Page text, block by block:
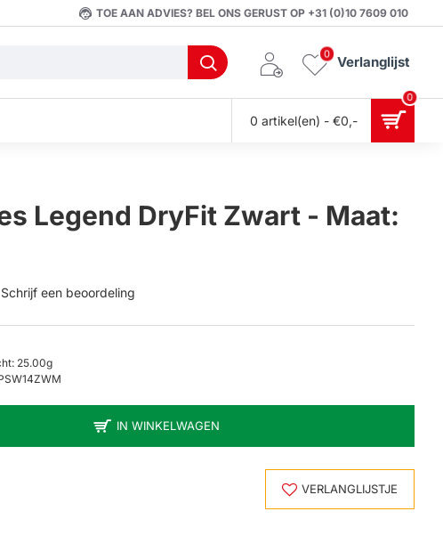
TOE AAN ADVIES? BEL ONS GERUST OP +31 (0)10 7609 010
Verlanglijst
0
0 artikel(en) - €0,-
0
Legend DryFit Zwart - Maat:
Schrijf een beoordeling
25.00g
IN WINKELWAGEN
VERLANGLIJSTJE